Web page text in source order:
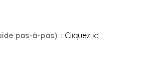
pas-à-pas) : Cliquez ici